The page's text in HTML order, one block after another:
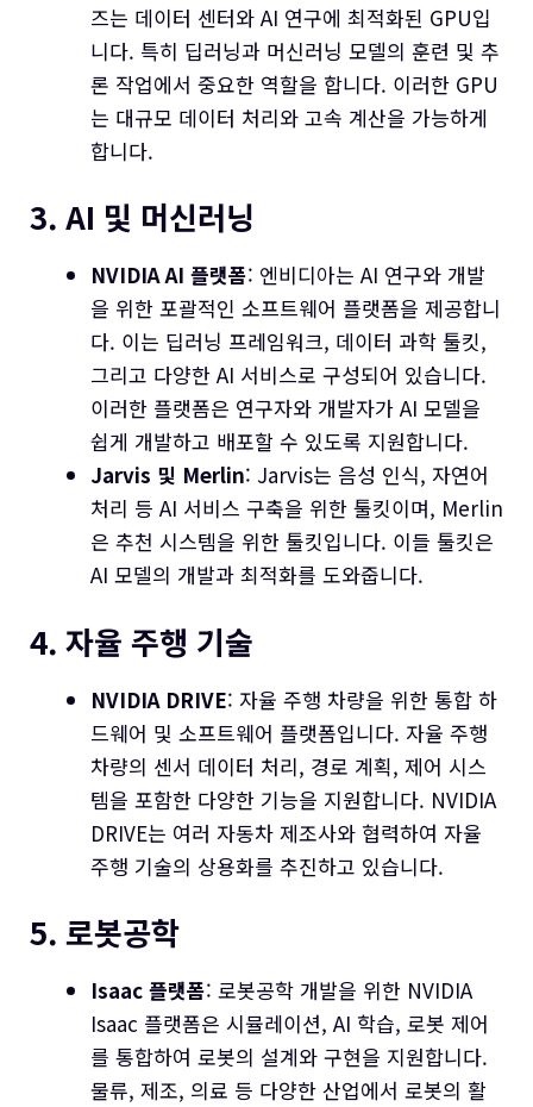
즈는 데이터 센터와 AI 연구에 최적화된 GPU입
니다. 특히 딥러닝과 머신러닝 모델의 훈련 및 추
론 작업에서 중요한 역할을 합니다. 이러한 GPU
는 대규모 데이터 처리와 고속 계산을 가능하게
합니다.
3. AI 및 머신러닝
NVIDIA AI 플랫폼: 엔비디아는 AI 연구와 개발
을 위한 포괄적인 소프트웨어 플랫폼을 제공합니
다. 이는 딥러닝 프레임워크, 데이터 과학 툴킷,
그리고 다양한 AI 서비스로 구성되어 있습니다.
이러한 플랫폼은 연구자와 개발자가 AI 모델을
쉽게 개발하고 배포할 수 있도록 지원합니다.
Jarvis 및 Merlin: Jarvis는 음성 인식, 자연어
처리 등 AI 서비스 구축을 위한 툴킷이며, Merlin
은 추천 시스템을 위한 툴킷입니다. 이들 툴킷은
AI 모델의 개발과 최적화를 도와줍니다.
4. 자율 주행 기술
NVIDIA DRIVE: 자율 주행 차량을 위한 통합 하
드웨어 및 소프트웨어 플랫폼입니다. 자율 주행
차량의 센서 데이터 처리, 경로 계획, 제어 시스
템을 포함한 다양한 기능을 지원합니다. NVIDIA
DRIVE는 여러 자동차 제조사와 협력하여 자율
주행 기술의 상용화를 추진하고 있습니다.
5. 로봇공학
Isaac 플랫폼: 로봇공학 개발을 위한 NVIDIA
Isaac 플랫폼은 시뮬레이션, AI 학습, 로봇 제어
를 통합하여 로봇의 설계와 구현을 지원합니다.
물류, 제조, 의료 등 다양한 산업에서 로봇의 활